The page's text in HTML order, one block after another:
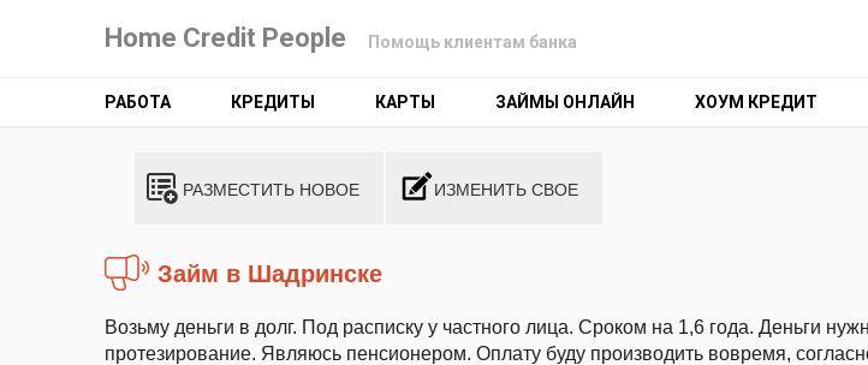
Home Credit People Помощь клиентам банка
РАБОТА КРЕДИТЫ КАРТЫ ЗАЙМЫ ОНЛАЙН ХОУМ КРЕДИТ
РАЗМЕСТИТЬ НОВОЕ ИЗМЕНИТЬ СВОЕ
Займ в Шадринске
Возьму деньги в долг. Под расписку у частного лица. Сроком на 1,6 года. Деньги
протезирование. Являюсь пенсионером. Оплату буду производить вовремя,